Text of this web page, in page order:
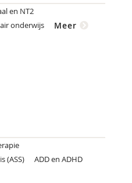
en NT2
onderwijs Meer
(ASS)
ADD en ADHD